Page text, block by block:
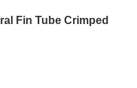
Fin Tube Crimped